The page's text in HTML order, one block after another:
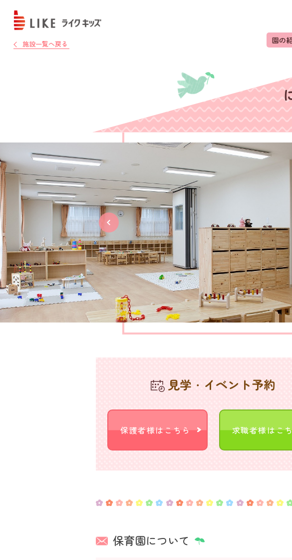
施設一覧へ戻る
見学・イベント予約
保護者様はこちら 求職者様はこ
保育園について